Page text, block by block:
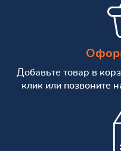
Добавьте товар в
клик или позвоните